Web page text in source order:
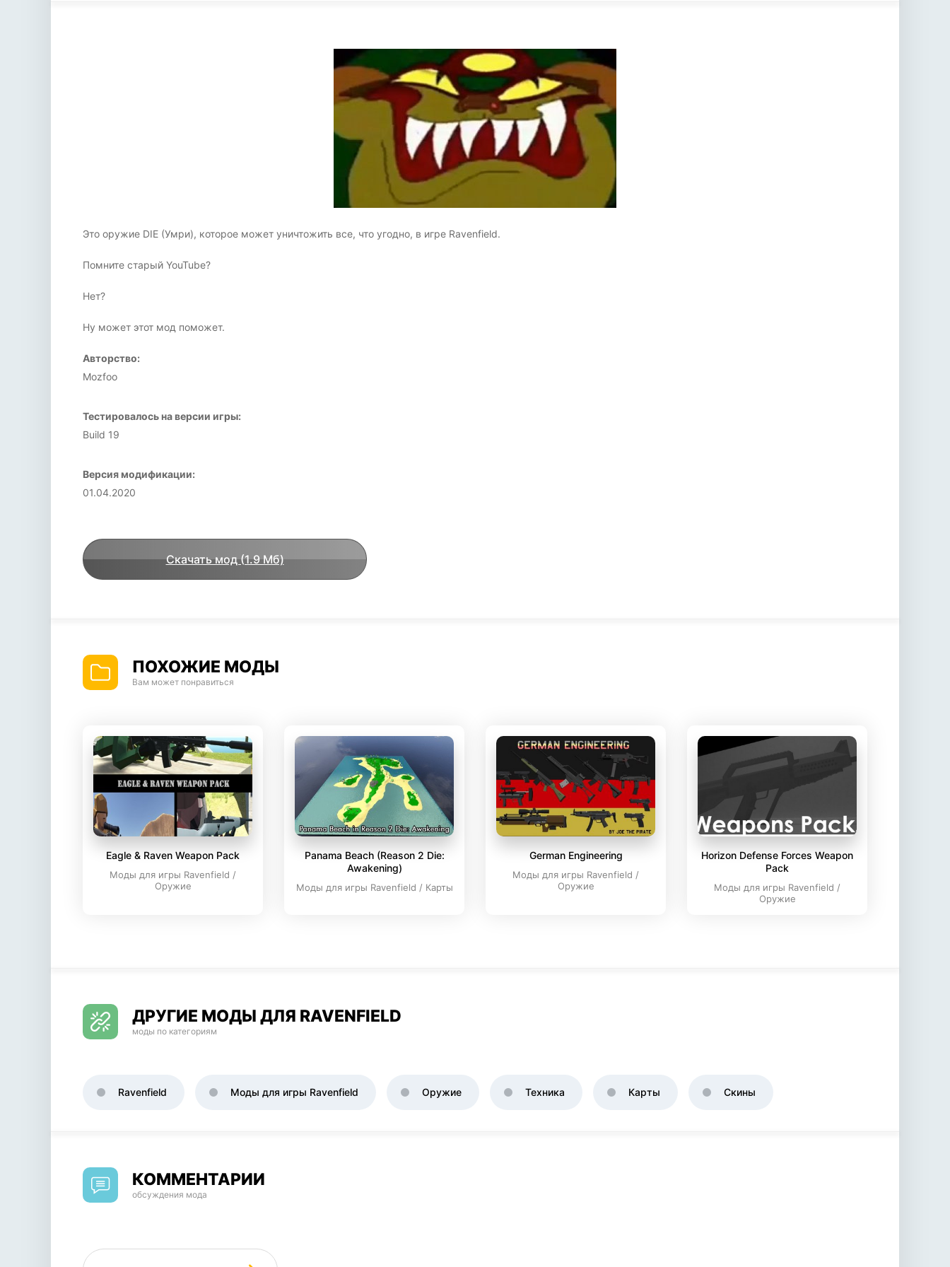
Это оружие DIE (Умри), которое может уничтожить все, что угодно, в игре Ravenfield.
Помните старый YouTube?
Нет?
Ну может этот мод поможет.
Авторство:
Mozfoo
Тестировалось на версии игры:
Build 19
Версия модификации:
01.04.2020
Скачать мод (1.9 Мб)
ПОХОЖИЕ МОДЫ
Вам может понравиться
Eagle & Raven Weapon Pack
Моды для игры Ravenfield /
Оружие
Panama Beach (Reason 2 Die:
Awakening)
Моды для игры Ravenfield / Карты
German Engineering
Моды для игры Ravenfield /
Оружие
Horizon Defense Forces Weapon
Pack
Моды для игры Ravenfield /
Оружие
ДРУГИЕ МОДЫ ДЛЯ RAVENFIELD
моды по категориям
Ravenfield Моды для игры Ravenfield Оружие Техника Карты Скины
КОММЕНТАРИИ
обсуждения мода